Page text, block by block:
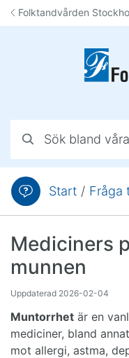
Hoppa till innehåll
Folktandvården
Du är här:Start / Fråga
Mediciners
munnen
Uppdaterad 2026-02-04
Muntorrhet är en
mediciner, bland
mot allergi, astma,